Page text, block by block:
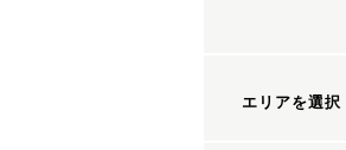
エリアを選択